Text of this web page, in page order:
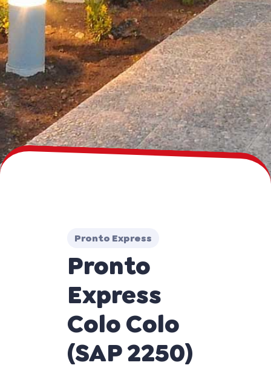
Pronto Express
Pronto
Express
Colo Colo
(SAP 2250)